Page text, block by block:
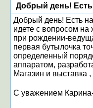
Добрый день! Есть
Добрый день! Есть
идете с вопросом на
при рождении-
первая бутылочка
определенный
аппаратом,
Магазин и выставка
С уважением